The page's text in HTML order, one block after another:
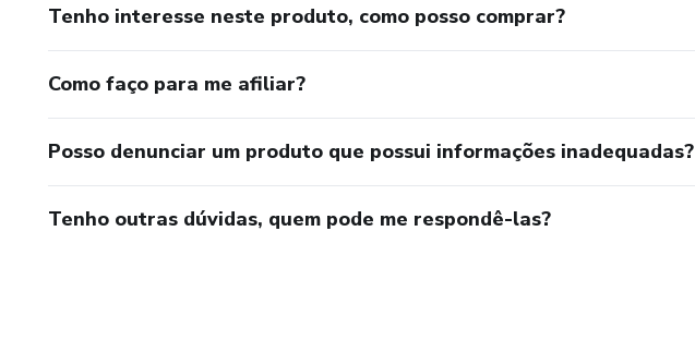
Tenho interesse neste produto, como posso comprar?
Como faço para me afiliar?
Posso denunciar um produto que possui informações inadequadas?
Tenho outras dúvidas, quem pode me respondê-las?